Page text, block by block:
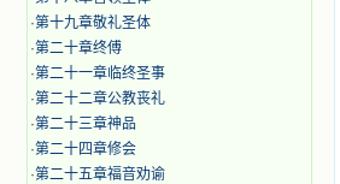
·第十九章敬礼圣体
·第二十章终傅
·第二十一章临终圣事
·第二十二章公教丧礼
·第二十三章神品
·第二十四章修会
·第二十五章福音劝谕